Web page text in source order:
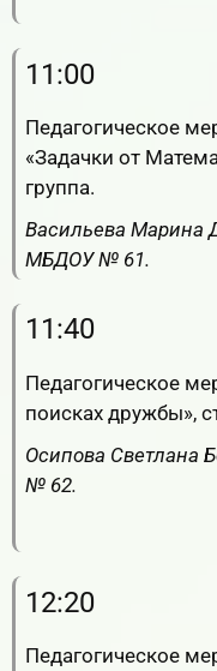
11:00
Педагогическое
«Задачки от
группа.
Васильева Марина
МБДОУ № 61.
11:40
Педагогическое
поисках дружбы»,
Осипова Светлана
№ 62.
12:20
Педагогическое